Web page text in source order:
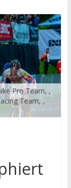
Pro Team, ,
Team, ,